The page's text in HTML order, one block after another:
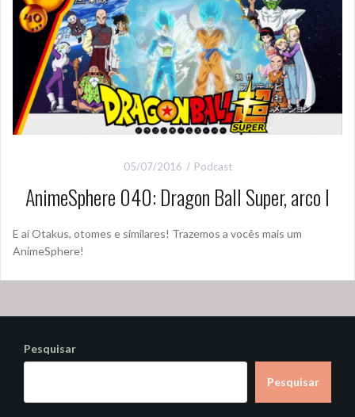
05/07/2016 Podcast
AnimeSphere 040: Dragon Ball Super, arco I
E aí Otakus, otomes e similares! Trazemos a vocês mais um
AnimeSphere!
Pesquisar
Pesquisar